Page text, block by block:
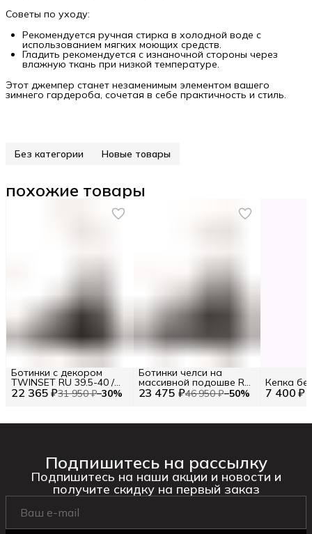
Советы по уходу:
Рекомендуется ручная стирка в холодной воде с
использованием мягких моющих средств.
Гладить рекомендуется с изнаночной стороны через
влажную ткань при низкой температуре.
Этот джемпер станет незаменимым элементом вашего
зимнего гардероба, сочетая в себе практичность и стиль.
Без категории Новые товары
похожие товары
22 365 ₽31 950 ₽−30%
Ботинки с декором
TWINSET RU 39.5-40 /
EU 40 / 40 23 475 ₽46 950 ₽−50%
Ботинки челси на
массивной подошве RU
38.5 / EU 39 / 39 7 400 ₽
Кепка
Подпишитесь на рассылку
Подпишитесь на наши акции и новости и
получите скидку на первый заказ